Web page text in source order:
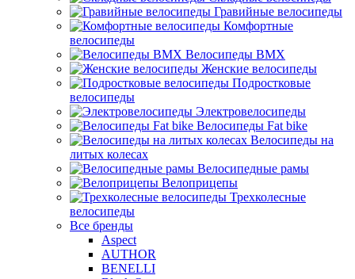
Гравийные велосипеды
Комфортные
велосипеды
Велосипеды BMX
Женские велосипеды
Подростковые
велосипеды
Электровелосипеды
Велосипеды Fat bike
Велосипеды на
литых колесах
Велосипедные рамы
Велоприцепы
Трехколесные
велосипеды
Все бренды
Aspect
AUTHOR
BENELLI